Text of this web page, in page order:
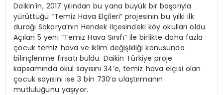
Daikin’in, 2017 yılından bu yana büyük bir başarıyla
yürüttüğü “Temiz Hava Elçileri” projesinin bu yılki ilk
durağı Sakarya’nın Hendek ilçesindeki köy okulları oldu.
Açılan 5 yeni “Temiz Hava Sınıfı” ile birlikte daha fazla
çocuk temiz hava ve iklim değişikliği konusunda
bilinçlenme fırsatı buldu. Daikin Türkiye proje
kapsamında okul sayısını 34’e, temiz hava elçisi olan
çocuk sayısını ise 3 bin 730’a ulaştırmanın
mutluluğunu yaşıyor.